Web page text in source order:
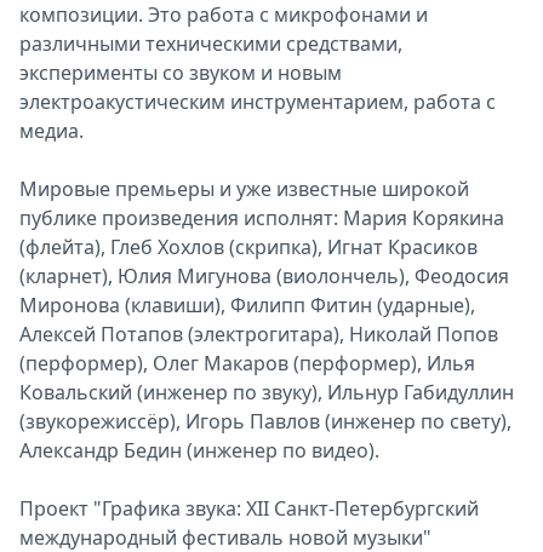
композиции. Это работа с микрофонами и
различными техническими средствами,
эксперименты со звуком и новым
электроакустическим инструментарием, работа с
медиа.
Мировые премьеры и уже известные широкой
публике произведения исполнят: Мария Корякина
(флейта), Глеб Хохлов (скрипка), Игнат Красиков
(кларнет), Юлия Мигунова (виолончель), Феодосия
Миронова (клавиши), Филипп Фитин (ударные),
Алексей Потапов (электрогитара), Николай Попов
(перформер), Олег Макаров (перформер), Илья
Ковальский (инженер по звуку), Ильнур Габидуллин
(звукорежиссёр), Игорь Павлов (инженер по свету),
Александр Бедин (инженер по видео).
Проект "Графика звука: XII Санкт-Петербургский
международный фестиваль новой музыки"